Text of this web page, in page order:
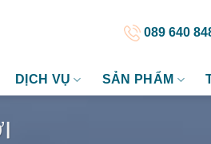
089 640
DỊCH VỤ SẢN PHẨM